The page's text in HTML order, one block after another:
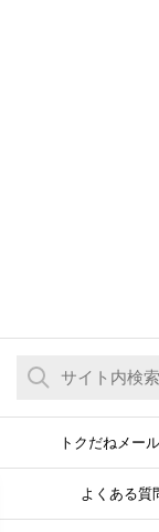
トクだねメー
よくある質